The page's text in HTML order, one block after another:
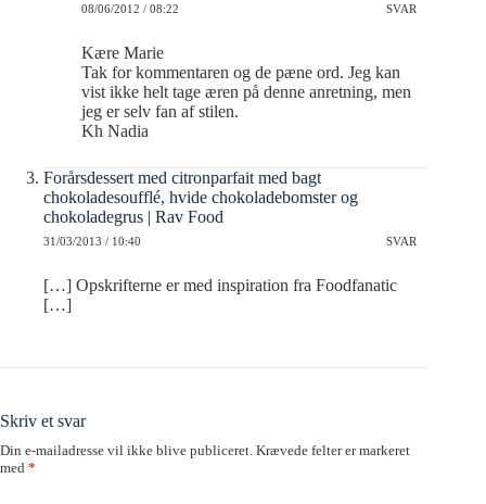
08/06/2012 / 08:22 SVAR
Kære Marie
Tak for kommentaren og de pæne ord. Jeg kan
vist ikke helt tage æren på denne anretning, men
jeg er selv fan af stilen.
Kh Nadia
Forårsdessert med citronparfait med bagt
chokoladesoufflé, hvide chokoladebomster og
chokoladegrus | Rav Food
31/03/2013 / 10:40 SVAR
[…] Opskrifterne er med inspiration fra Foodfanatic
[…]
Skriv et svar
Din e-mailadresse vil ikke blive publiceret. Krævede felter er markeret
med *